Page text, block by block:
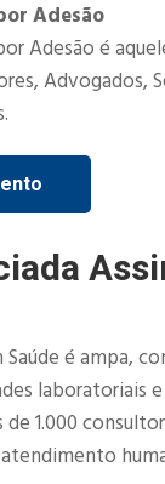
Adesão
Adesão é
Advogados,
é ampa,
laboratoriais
1.000